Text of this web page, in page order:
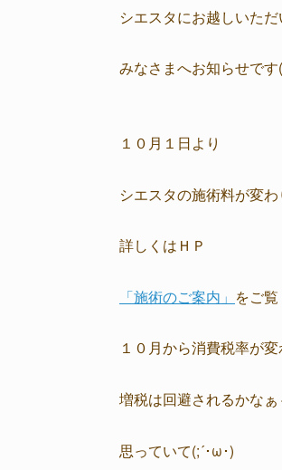
シエスタにお越しいた
みなさまへお知らせです
１０月１日より
シエスタの施術料が変
詳しくはＨＰ
「施術のご案内」 をご
１０月から消費税率が
増税は回避されるかなぁ
思っていて(;´･ω･)